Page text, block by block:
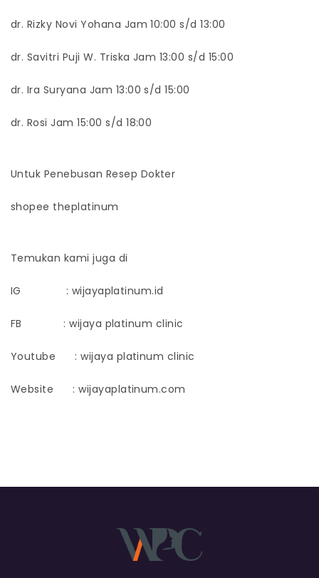
dr. Rizky Novi Yohana Jam 10:00 s/d 13:00
dr. Savitri Puji W. Triska Jam 13:00 s/d 15:00
dr. Ira Suryana Jam 13:00 s/d 15:00
dr. Rosi Jam 15:00 s/d 18:00
Untuk Penebusan Resep Dokter
shopee theplatinum
Temukan kami juga di
IG : wijayaplatinum.id
FB : wijaya platinum clinic
Youtube : wijaya platinum clinic
Website : wijayaplatinum.com